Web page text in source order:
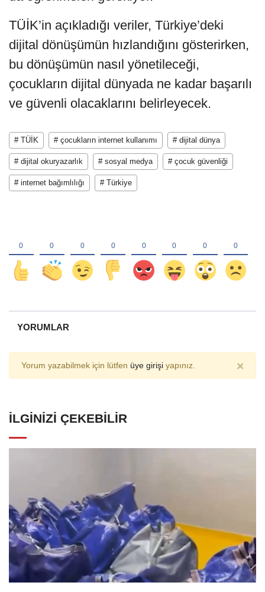
TÜİK’in açıkladığı veriler, Türkiye’deki
dijital dönüşümün hızlandığını gösterirken,
bu dönüşümün nasıl yönetileceği,
çocukların dijital dünyada ne kadar başarılı
ve güvenli olacaklarını belirleyecek.
# TÜİK # çocukların internet kullanımı # dijital dünya
# dijital okuryazarlık # sosyal medya # çocuk güvenliği
# internet bağımlılığı # Türkiye
YORUMLAR
Yorum yazabilmek için lütfen üye girişi yapınız. ×
İLGINIZI ÇEKEBILIR